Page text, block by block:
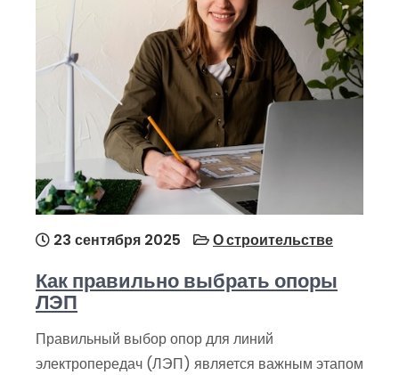
23 сентября 2025 О строительстве
Как правильно выбрать опоры
ЛЭП
Правильный выбор опор для линий
электропередач (ЛЭП) является важным этапом